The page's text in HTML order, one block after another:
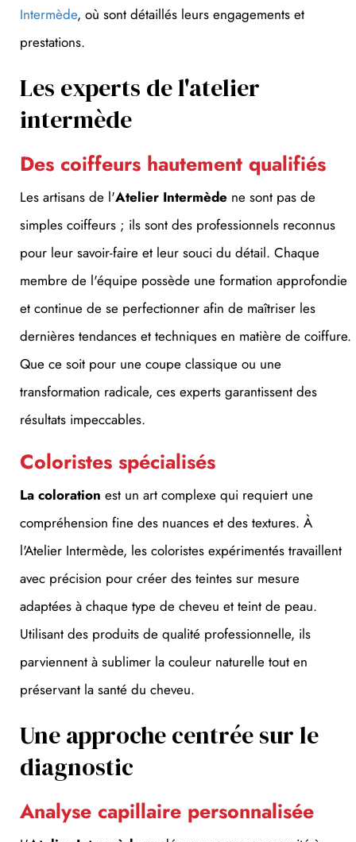
prestations.
intermède
Les artisans de l' Atelier Intermède
ne sont pas de
simples coiffeurs ; ils sont des professionnels reconnus
pour leur savoir-faire et leur souci du détail. Chaque
membre de l'équipe possède une formation approfondie
et continue de se perfectionner afin de maîtriser les
dernières tendances et techniques en matière de coiffure.
Que ce soit pour une coupe classique ou une
transformation radicale, ces experts garantissent des
résultats impeccables.
La coloration est un art complexe qui requiert une
compréhension fine des nuances et des textures. À
l'Atelier Intermède, les coloristes expérimentés travaillent
avec précision pour créer des teintes sur mesure
adaptées à chaque type de cheveu et teint de peau.
Utilisant des produits de qualité professionnelle, ils
parviennent à sublimer la couleur naturelle tout en
préservant la santé du cheveu.
Une approche centrée sur le
diagnostic
Atelier Intermède
se démarque par sa capacité à